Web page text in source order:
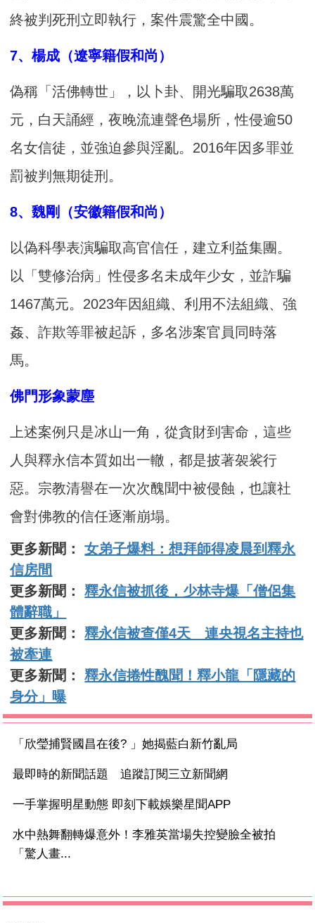
終被判死刑立即執行，案件震驚全中國。
7、楊成（遼寧籍假和尚）
偽稱「活佛轉世」，以卜卦、開光騙取2638萬
元，白天誦經，夜晚流連聲色場所，性侵逾50
名女信徒，並強迫參與淫亂。2016年因多罪並
罰被判無期徒刑。
8、魏剛（安徽籍假和尚）
以偽科學表演騙取高官信任，建立利益集團。
以「雙修治病」性侵多名未成年少女，並詐騙
1467萬元。2023年因組織、利用不法組織、強
姦、詐欺等罪被起訴，多名涉案官員同時落
馬。
佛門形象蒙塵
上述案例只是冰山一角，從貪財到害命，這些
人與釋永信本質如出一轍，都是披著袈裟行
惡。宗教清譽在一次次醜聞中被侵蝕，也讓社
會對佛教的信任逐漸崩塌。
更多新聞：女弟子爆料：想拜師得凌晨到釋永
信房間
更多新聞：釋永信被抓後，少林寺爆「僧侶集
體辭職」
更多新聞：釋永信被查僅4天 連央視名主持也
被牽連
更多新聞：釋永信捲性醜聞！釋小龍「隱藏的
身分」曝
「欣瑩捕賢國昌在後? 」她揭藍白新竹亂局
最即時的新聞話題 追蹤訂閱三立新聞網
一手掌握明星動態 即刻下載娛樂星聞APP
水中熱舞翻轉爆意外！李雅英當場失控變臉全被拍
「驚人畫...